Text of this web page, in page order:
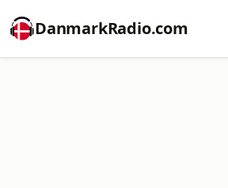
DanmarkRadio.com